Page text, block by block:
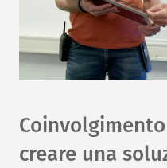
creare una